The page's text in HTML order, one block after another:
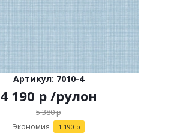
Артикул: 7010-4
4 190 р /рулон
5 380р
Экономия 1 190 р